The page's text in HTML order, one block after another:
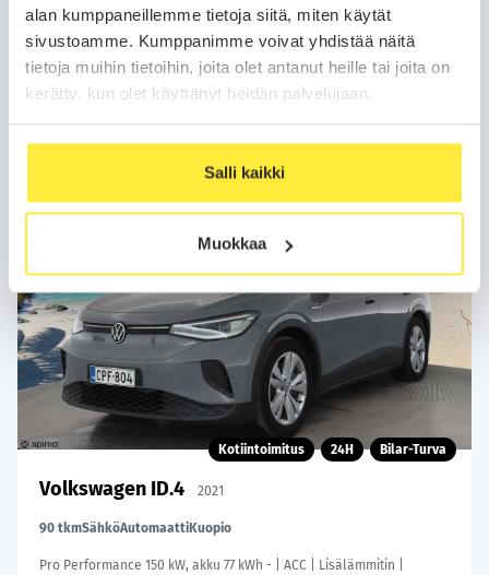
alan kumppaneillemme tietoja siitä, miten käytät
sivustoamme. Kumppanimme voivat yhdistää näitä
tietoja muihin tietoihin, joita olet antanut heille tai joita on
kerätty, kun olet käyttänyt heidän palvelujaan.
Salli kaikki
Muokkaa
Varaa auto
WhatsApp
Kotiintoimitus 24H Bilar-Turva
Volkswagen ID.4 2021
90 tkmSähköAutomaatti Kuopio
Pro Performance 150 kW, akku 77 kWh - | ACC | Lisälämmitin |